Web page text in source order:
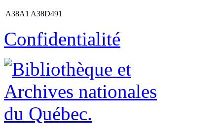
A38A1 A38D491
Confidentialité